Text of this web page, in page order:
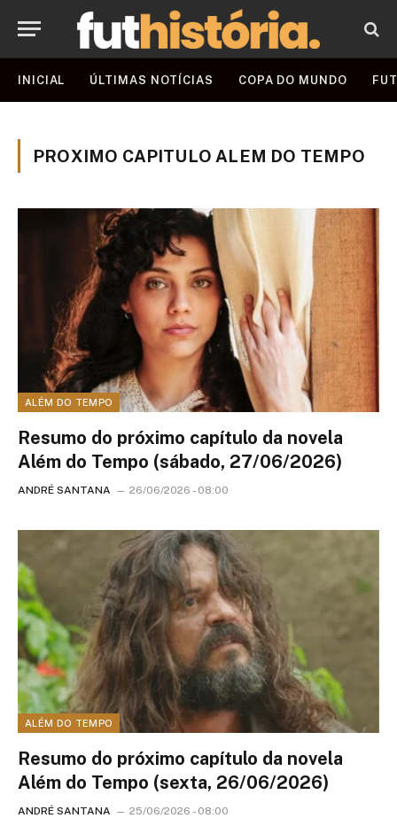
INICIAL ÚLTIMAS NOTÍCIAS COPA DO MUNDO
PROXIMO CAPITULO ALEM DO TEMPO
ALÉM DO TEMPO
Resumo do próximo capítulo da novela
Além do Tempo (sábado, 27/06/2026)
ANDRÉ SANTANA 26/06/2026 - 08:00
ALÉM DO TEMPO
Resumo do próximo capítulo da novela
Além do Tempo (sexta, 26/06/2026)
ANDRÉ SANTANA 25/06/2026 - 08:00